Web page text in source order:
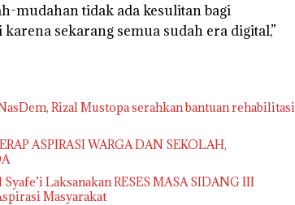
mudahan tidak ada kesulitan bagi
sekarang semua sudah era digital,”
Rizal Mustopa serahkan bantuan rehabilitasi
ASPIRASI WARGA DAN SEKOLAH,
Laksanakan RESES MASA SIDANG III
Masyarakat